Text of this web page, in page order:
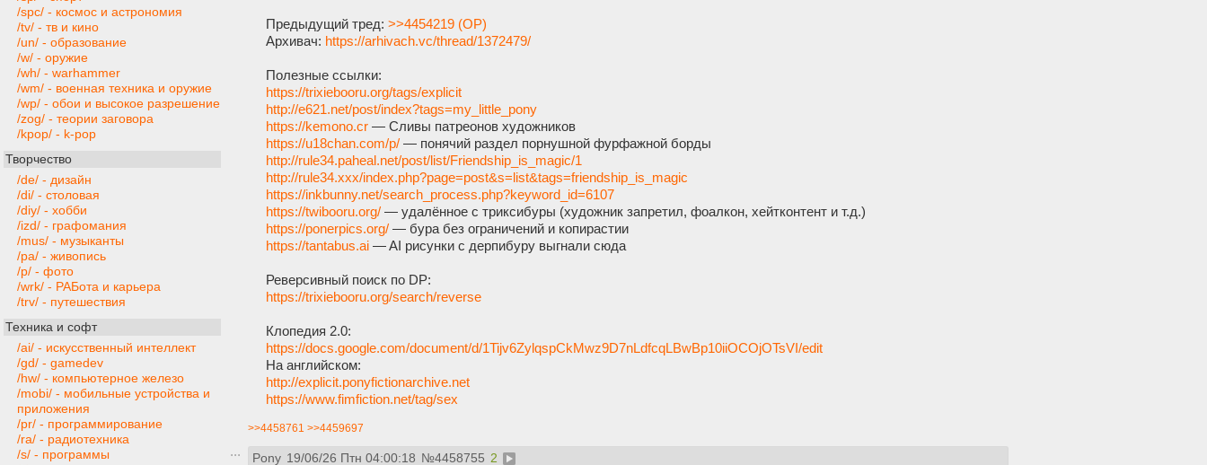
/spc/ - космос и астрономия
/tv/ - тв и кино
/un/ - образование
/w/ - оружие
/wh/ - warhammer
/wm/ - военная техника и оружие
/wp/ - обои и высокое разрешение
/zog/ - теории заговора
/kpop/ - k-pop
Творчество
/de/ - дизайн
/di/ - столовая
/diy/ - хобби
/izd/ - графомания
/mus/ - музыканты
/pa/ - живопись
/p/ - фото
/wrk/ - РАБота и карьера
/trv/ - путешествия
Техника и софт
/ai/ - искусственный интеллект
/gd/ - gamedev
/hw/ - компьютерное железо
/mobi/ - мобильные устройства и
приложения
/pr/ - программирование
/ra/ - радиотехника
/s/ - программы
Предыдущий тред: >>4454219 (OP)
Архивач: https://arhivach.vc/thread/1372479/
Полезные ссылки:
https://trixiebooru.org/tags/explicit
http://e621.net/post/index?tags=my_little_pony
https://kemono.cr — Сливы патреонов художников
https://u18chan.com/p/ — понячий раздел порнушной фурфажной борды
http://rule34.paheal.net/post/list/Friendship_is_magic/1
http://rule34.xxx/index.php?page=post&s=list&tags=friendship_is_magic
https://inkbunny.net/search_process.php?keyword_id=6107
https://twibooru.org/ — удалённое с триксибуры (художник запретил, фоалкон, хейтконтент и т.д.)
https://ponerpics.org/ — бура без ограничений и копирастии
https://tantabus.ai — AI рисунки с дерпибуру выгнали сюда
Реверсивный поиск по DP:
https://trixiebooru.org/search/reverse
Клопедия 2.0:
https://docs.google.com/document/d/1Tijv6ZylqspCkMwz9D7nLdfcqLBwBp10iiOCOjOTsVI/edit
На английском:
http://explicit.ponyfictionarchive.net
https://www.fimfiction.net/tag/sex
>>4458761 >>4459697
Pony 19/06/26 Птн 04:00:18 №4458755 2